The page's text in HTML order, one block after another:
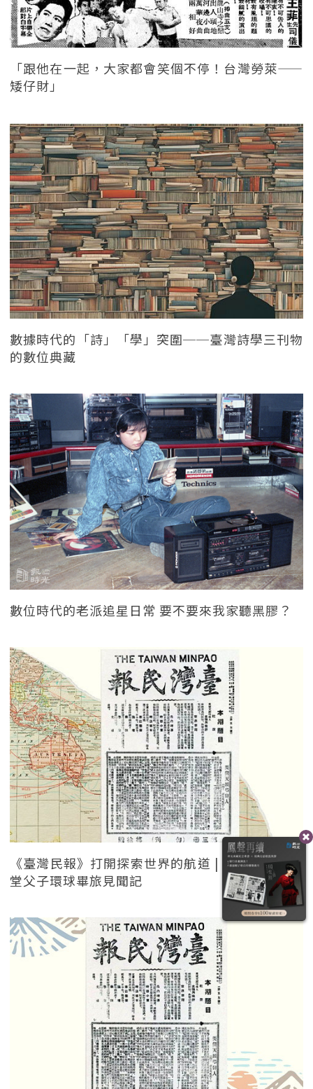
「跟他在一起，大家都會笑個不停！台灣勞萊——
矮仔財」
數據時代的「詩」「學」突圍──臺灣詩學三刊物
的數位典藏
數位時代的老派追星日常 要不要來我家聽黑膠？
《臺灣民報》打開探索世界的航道 | 日治時期林獻
堂父子環球畢旅見聞記